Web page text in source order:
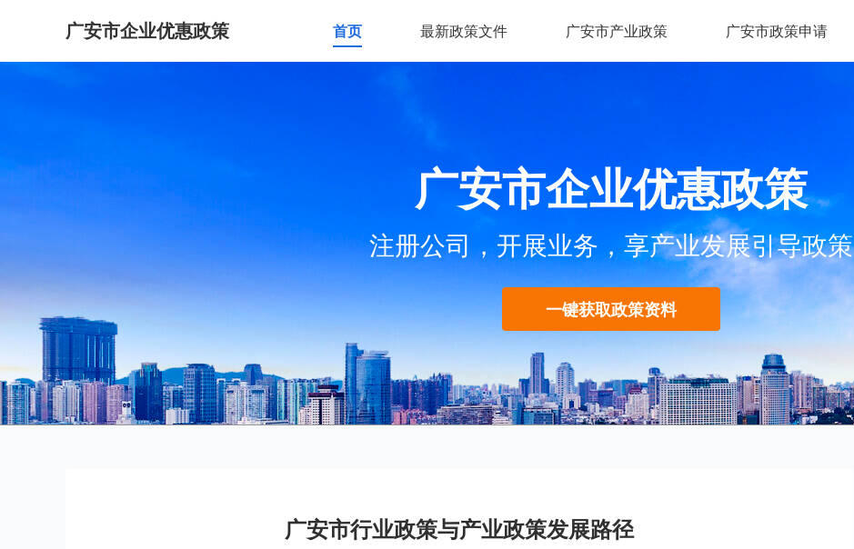
广安市企业优惠政策 首页 最新政策文件 广安市产业政策 广安市政策申请
广安市企业优惠政策
注册公司，开展业务，享产业发展引导政策
一键获取政策资料
广安市行业政策与产业政策发展路径